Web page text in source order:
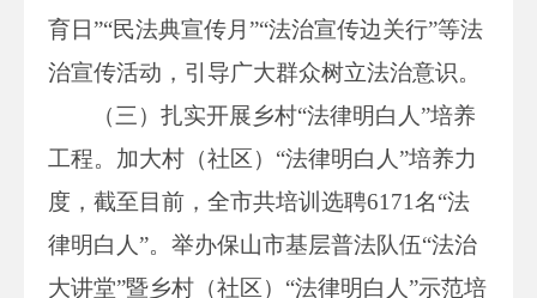
育日”“民法典宣传月”“法治宣传边关行”等法
治宣传活动，引导广大群众树立法治意识。
（三）扎实开展乡村“法律明白人”培养
工程。加大村（社区）“法律明白人”培养力
度，截至目前，全市共培训选聘6171名“法
律明白人”。举办保山市基层普法队伍“法治
大讲堂”暨乡村（社区）“法律明白人”示范培